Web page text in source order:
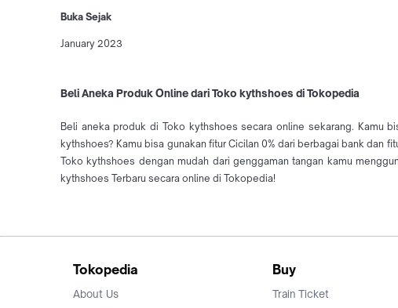
Buka Sejak
January 2023
Beli Aneka Produk Online dari Toko kythshoes di Tokopedia
Beli aneka produk di Toko kythshoes secara online sekarang. Kamu
kythshoes? Kamu bisa gunakan fitur Cicilan 0% dari berbagai bank dan
Toko kythshoes dengan mudah dari genggaman tangan kamu
kythshoes Terbaru secara online di Tokopedia!
Tokopedia
About Us
Buy
Train Ticket